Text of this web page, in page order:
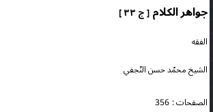
جواهر الكلام[ ج ٣٣ ]
الفقه
الشيخ محمّد حسن النّجفي
الصفحات : 356